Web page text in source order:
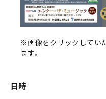
※画像をクリックしてい
ます。
日時